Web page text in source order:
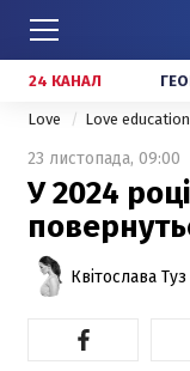
24 КАНАЛ
Love Love education
23 листопада, 09:00
У 2024
Квітослава Туз